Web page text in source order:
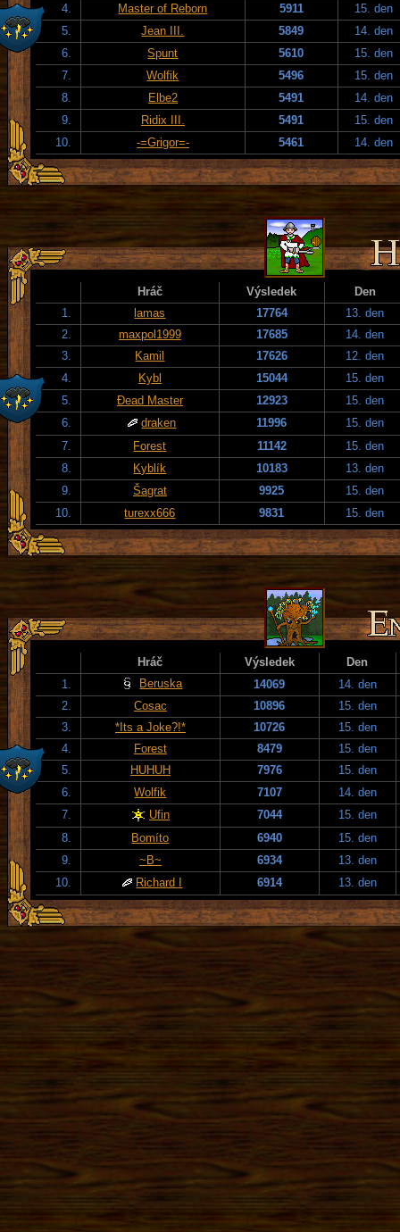
4.
Master of Reborn 5911
15. den
5.
Jean III. 5849
14. den
6.
Spunt 5610
15. den
7.
Wolfik 5496
15. den
8.
Elbe2 5491
14. den
9.
Ridix III. 5491
15. den
10.
-=Grigor=- 5461 14. den
Hráč Výsledek
Den
1.
lamas 17764
13. den
2.
maxpol1999 17685
14. den
3.
Kamil 17626
12. den
4.
Kybl 15044
15. den
5.
Đead Master 12923
15. den
6.
draken 11996
15. den
7.
Forest 11142
15. den
8.
Kyblík 10183
13. den
9.
Šagrat 9925
15. den
10.
turexx666 9831 15. den
Hráč Výsledek
Den
1.
Beruska 14069
14. den
2.
Cosac 10896
15. den
3.
*Its a Joke?!* 10726
15. den
4.
Forest 8479
15. den
5.
HUHUH 7976
15. den
6.
Wolfik 7107
14. den
7.
Ufin 7044
15. den
8.
Bomíto 6940
15. den
9.
~B~ 6934
13. den
10.
Richard I 6914 13. den